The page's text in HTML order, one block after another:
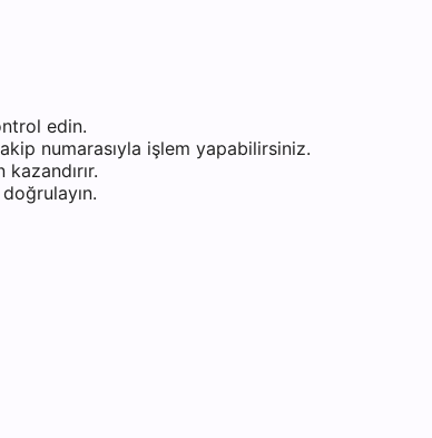
edin.
numarasıyla işlem yapabilirsiniz.